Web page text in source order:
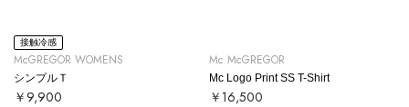
接触冷感
McGREGOR WOMENS
シンプルＴ
￥9,900
Mc McGREGOR
Mc Logo Print SS T-Shirt
￥16,500